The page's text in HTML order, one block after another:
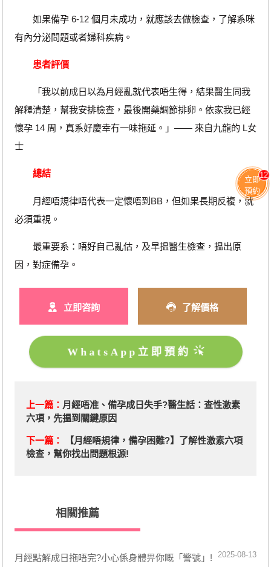
如果備孕 6-12 個月未成功，就應該去做檢查，了解系咪
有內分泌問題或者婦科疾病。
患者評價
「我以前成日以為月經亂就代表唔生得，結果醫生同我
解釋清楚，幫我安排檢查，最後開藥調節排卵。依家我已經
懷孕 14 周，真系好慶幸冇一味拖延。」—— 來自九龍的 L女
士
總結
月經唔規律唔代表一定懷唔到BB，但如果長期反複，就
必須重視。
最重要系：唔好自己亂估，及早揾醫生檢查，揾出原
因，對症備孕。
立即咨詢 了解價格
WhatsApp立即預約
上一篇： 月經唔准、備孕成日失手?醫生話：查性激素
六項，先揾到關鍵原因
下一篇：
【月經唔規律，備孕困難?】了解性激素六項
檢查，幫你找出問題根源!
相關推薦
月經點解成日拖唔完?小心係身體畀你嘅「警號」! 2025-08-13
立即
預約
12